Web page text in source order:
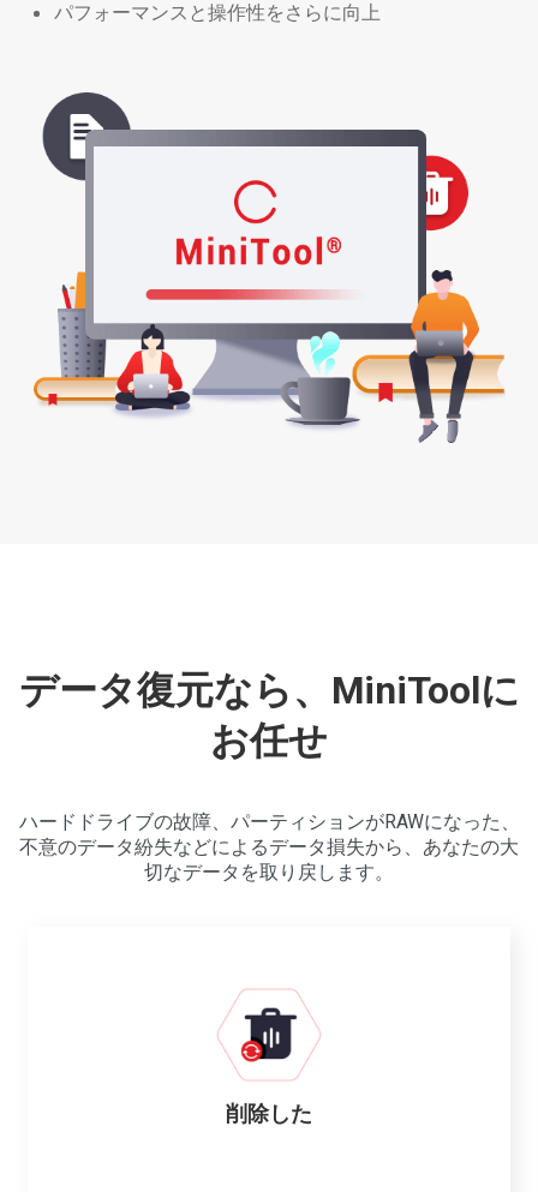
パフォーマンスと操作性をさらに向上
データ復元なら、MiniToolに
お任せ
ハードドライブの故障、パーティションがRAWになった、
不意のデータ紛失などによるデータ損失から、あなたの大
切なデータを取り戻します。
削除した